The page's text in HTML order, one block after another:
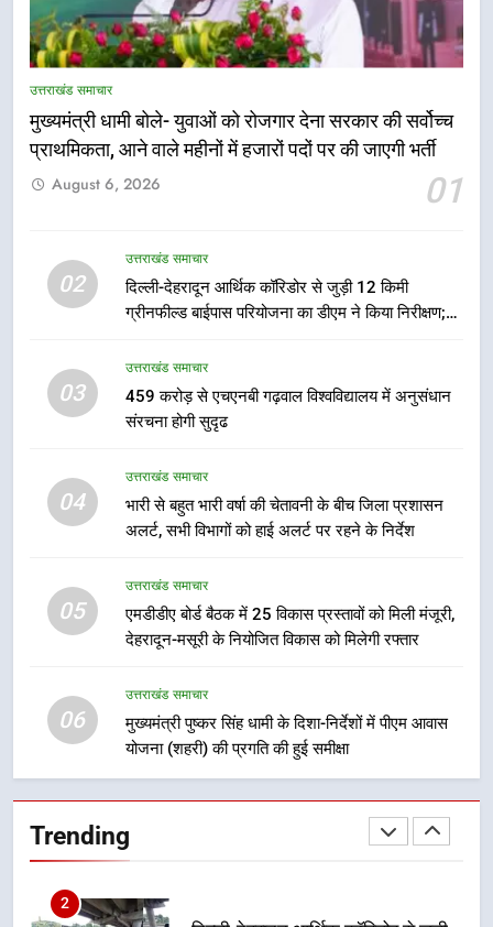
उत्तराखंड समाचार
मुख्यमंत्री धामी बोले- युवाओं को रोजगार देना सरकार की सर्वोच्च
प्राथमिकता, आने वाले महीनों में हजारों पदों पर की जाएगी भर्ती
01
August 6, 2026
02
उत्तराखंड समाचार
दिल्ली-देहरादून आर्थिक कॉरिडोर से जुड़ी 12 किमी
ग्रीनफील्ड बाईपास परियोजना का डीएम ने किया निरीक्षण;
सुरक्षा मानकों से कोई समझौता नहींः डीएम
03
उत्तराखंड समाचार
459 करोड़ से एचएनबी गढ़वाल विश्वविद्यालय में अनुसंधान
संरचना होगी सुदृढ
04
उत्तराखंड समाचार
भारी से बहुत भारी वर्षा की चेतावनी के बीच जिला प्रशासन
अलर्ट, सभी विभागों को हाई अलर्ट पर रहने के निर्देश
05
उत्तराखंड समाचार
एमडीडीए बोर्ड बैठक में 25 विकास प्रस्तावों को मिली मंजूरी,
देहरादून-मसूरी के नियोजित विकास को मिलेगी रफ्तार
06
उत्तराखंड समाचार
मुख्यमंत्री पुष्कर सिंह धामी के दिशा-निर्देशों में पीएम आवास
योजना (शहरी) की प्रगति की हुई समीक्षा
Trending
5
एमडीडीए बोर्ड बैठक में 25 विकास प्रस्तावों
नियोजित विकास को मिलेगी रफ्तार
उत्तराखंड समाचार
मुख्यमंत्री पुष्कर सिंह धामी के दिशा-निर्देशों
की हुई समीक्षा
उत्तराखंड समाचार
अभियुक्त को दून पुलिस ने हरिद्वार से किया
गिरफ्तार
उत्तराखंड समाचार
भारी बारिश का अलर्ट! 6 अगस्त को
देहरादून में स्कूल बंद
1
मुख्यमंत्री धामी बोले- युवाओं को रोजगार
वाले महीनों में हजारों पदों पर की जाएगी
भर्ती
उत्तराखंड समाचार
12 किमी ग्रीनफील्ड बाईपास परियोजना
का डीएम ने किया निरीक्षण; समयबद्ध एवं
नहींः डीएम
3